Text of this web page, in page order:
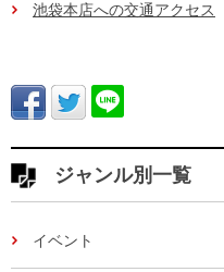
池袋本店への交通アクセス
ジャンル別一覧
イベント